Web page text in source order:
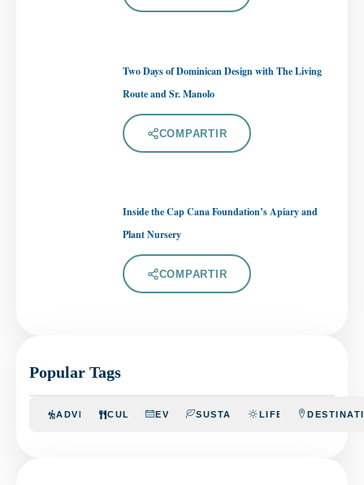
Two Days of Dominican Design with The Living
Route and Sr. Manolo
COMPARTIR
Inside the Cap Cana Foundation’s Apiary and
Plant Nursery
COMPARTIR
Popular Tags
ADVENTURECULINARYEVENTSSUSTAINABILITYLIFESTYLE